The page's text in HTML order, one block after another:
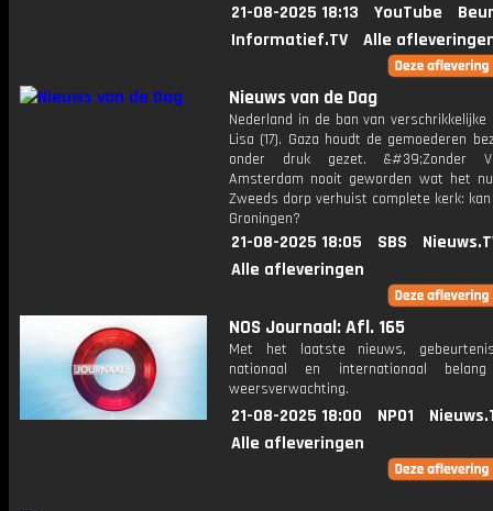
21-08-2025 18:13 YouTube
Informatief.TV
Alle
Nieuws van de Dag
Nederland in de ban van
Lisa (17). Gaza houdt de gemoederen
onder druk gezet. &#39;Zonder
Amsterdam nooit geworden wat het
Zweeds dorp verhuist complete kerk:
Groningen?
21-08-2025 18:05 SBS
Alle afleveringen
NOS Journaal: Afl. 165
Met het laatste nieuws,
nationaal en internationaal
weersverwachting.
21-08-2025 18:00 NPO1
Alle afleveringen